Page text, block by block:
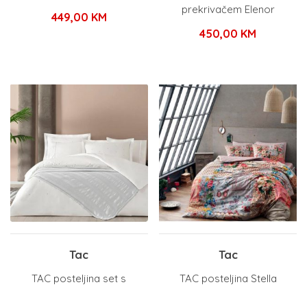
449,00 KM
prekrivačem Elenor
450,00 KM
Tac
TAC posteljina set s
Tac
TAC posteljina Stella